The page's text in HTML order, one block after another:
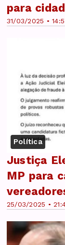
31/03/2025 •
para
Política
25/03/2025 •
Justiça
MP para